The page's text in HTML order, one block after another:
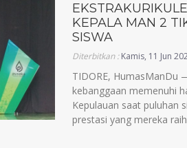
KEPALA MAN 2
SISWA
Diterbitkan :Kamis, 11 Jun
TIDORE, HumasManDu
kebanggaan memenuhi
Kepulauan saat puluhan
prestasi yang mereka